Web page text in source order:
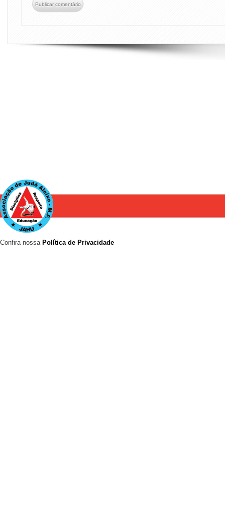
Confira nossa Política de Privacidade